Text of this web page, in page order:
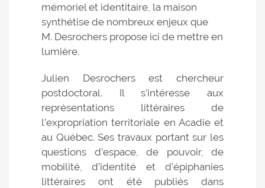
mémoriel et identitaire, la maison
synthétise de nombreux enjeux que
M. Desrochers propose ici de mettre en
lumière.
Julien Desrochers est chercheur
postdoctoral. Il s’intéresse aux
représentations littéraires de
l’expropriation territoriale en Acadie et
au Québec. Ses travaux portant sur les
questions d’espace, de pouvoir, de
mobilité, d’identité et d’épiphanies
littéraires ont été publiés dans